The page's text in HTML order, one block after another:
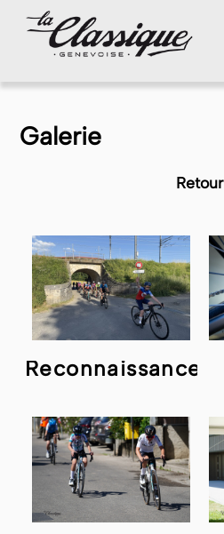
Galerie
Retour
Reconnaissance